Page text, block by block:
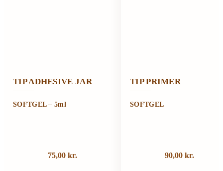
TIP ADHESIVE JAR
SOFTGEL – 5ml
75,00 kr.
TIP PRIMER
SOFTGEL
90,00 kr.